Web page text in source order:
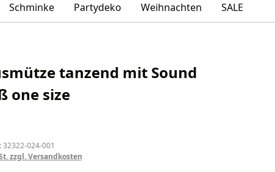
Schminke Partydeko Weihnachten SALE
tanzend mit Sound
one size
024-001
zzgl. Versandkosten